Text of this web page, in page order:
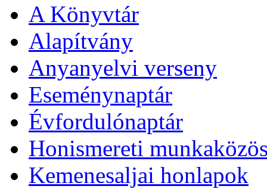
A Könyvtár
Alapítvány
Anyanyelvi verseny
Eseménynaptár
Évfordulónaptár
Honismereti
Kemenesaljai honlapok